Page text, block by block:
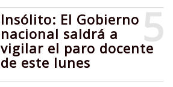
5
Insólito: El Gobierno
nacional saldrá a
vigilar el paro docente
de este lunes